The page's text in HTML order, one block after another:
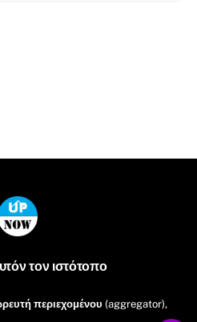
Back
To
τον ιστότοπο
περιεχομένου (aggregator),